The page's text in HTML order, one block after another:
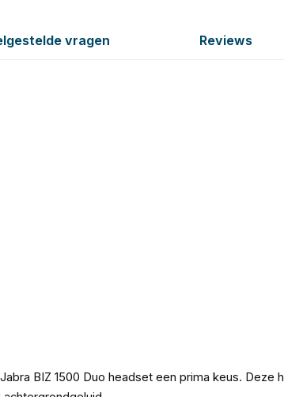
vragen Reviews
BIZ 1500 Duo headset een prima keus.